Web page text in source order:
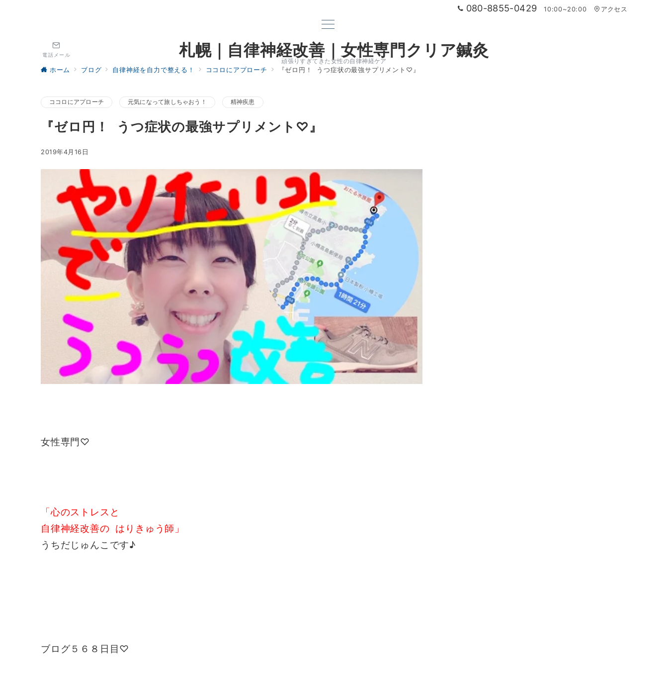
080-8855-0429 10:00~20:00 アクセス
札幌｜自律神経改善｜女性専門クリア鍼灸
頑張りすぎてきた女性の自律神経ケア
電話メール
ホーム ブログ 自律神経を自力で整える！ ココロにアプローチ 『ゼロ円！ うつ症状の最強サプリメント♡』
ココロにアプローチ 元気になって旅しちゃおう！ 精神疾患
『ゼロ円！ うつ症状の最強サプリメント♡』
2019年4月16日
女性専門♡
「心のストレスと
自律神経改善の はりきゅう師」
うちだじゅんこです♪
ブログ５６８日目♡
電話
080-8855-0429
10:00~20:00